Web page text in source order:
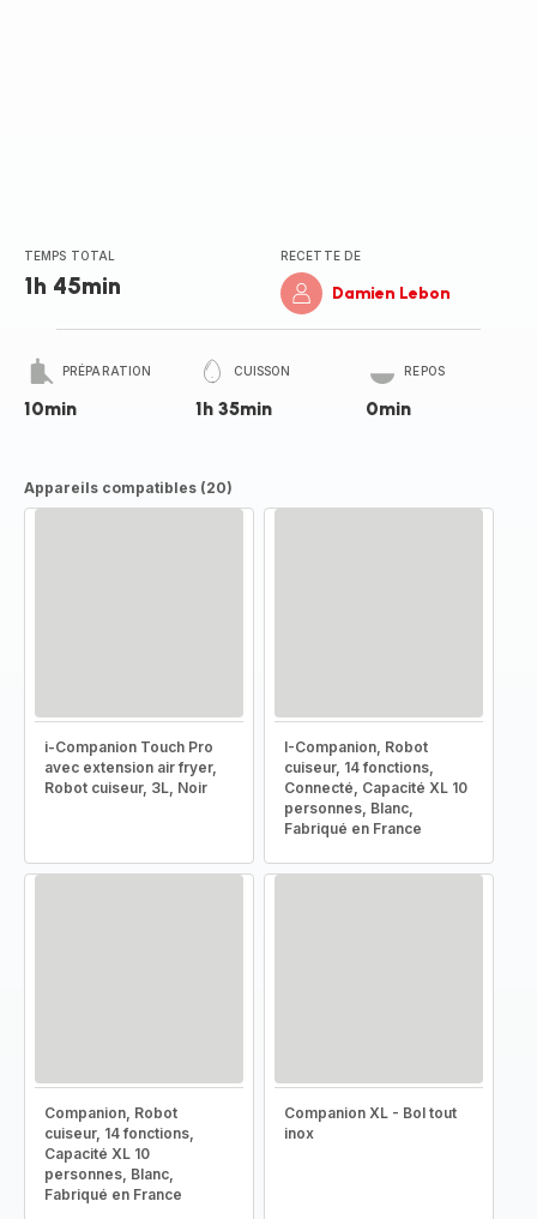
TEMPS TOTAL
1h 45min
RECETTE DE
Damien Lebon
PRÉPARATION
10min
CUISSON
1h 35min
REPOS
0min
Appareils compatibles (20)
i-Companion Touch Pro
avec extension air fryer,
Robot cuiseur, 3L, Noir
I-Companion, Robot
cuiseur, 14 fonctions,
Connecté, Capacité XL 10
personnes, Blanc,
Fabriqué en France
Companion, Robot
cuiseur, 14 fonctions,
Capacité XL 10
personnes, Blanc,
Fabriqué en France
Companion XL - Bol tout
inox